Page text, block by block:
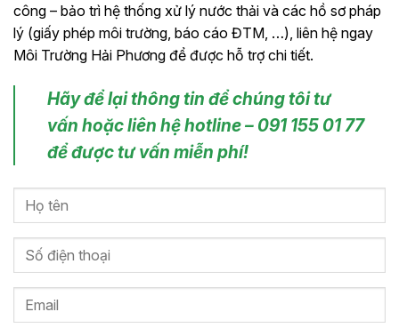
công – bảo trì hệ thống xử lý nước thải và các hồ sơ pháp
lý (giấy phép môi trường, báo cáo ĐTM, …), liên hệ ngay
Môi Trường Hải Phương để được hỗ trợ chi tiết.
Hãy để lại thông tin để chúng tôi tư
vấn hoặc liên hệ hotline – 091 155 01 77
để được tư vấn miễn phí!